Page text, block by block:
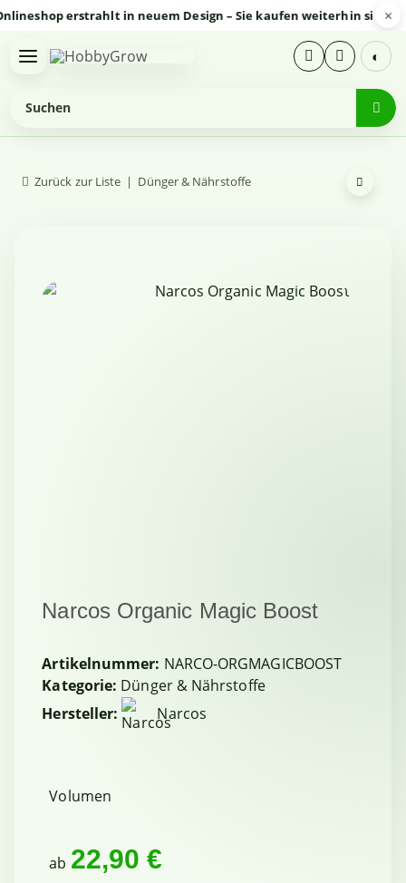
erstrahlt in neuem Design – Sie kaufen weiterhin sicher und
×
◐
Zurück zur Liste Dünger & Nährstoffe
Narcos Organic Magic Boost
Artikelnummer: NARCO-ORGMAGICBOOST
Kategorie: Dünger & Nährstoffe
Hersteller:
Narcos
Volumen
ab 22,90 €